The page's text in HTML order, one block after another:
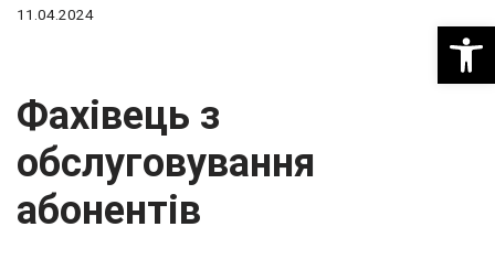
11.04.2024
Фахівець з
обслуговування
абонентів